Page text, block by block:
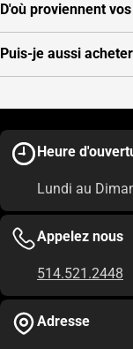
D'où proviennent
Puis-je aussi
Heure
Lundi au
Appelez nous
514.521.2448
Adresse